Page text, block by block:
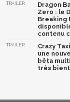
TRAILER
Dragon
Zero : le
Breaking
contenu
TRAILER
Crazy
une
bêta
très